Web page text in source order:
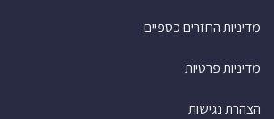
מדיניות החזרים כספיים
מדיניות פרטיות
הצהרת נגישות